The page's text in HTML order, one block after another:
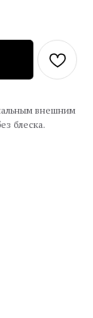
внешним
блеска.